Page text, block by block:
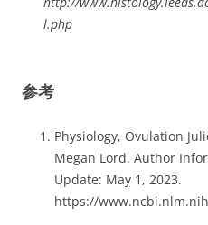
l.php
参考
Physiology, Ovulation
Megan Lord. Author
Update: May 1, 2023.
https://